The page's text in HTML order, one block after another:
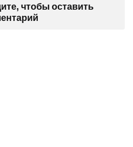
чтобы оставить